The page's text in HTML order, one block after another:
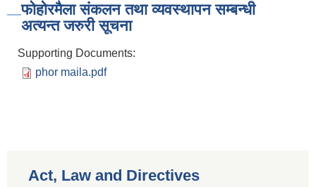
फोहोरमैला संकलन तथा व्यवस्थापन सम्बन्धी
अत्यन्त जरुरी सूचना
Supporting Documents:
phor maila.pdf
Act, Law and Directives